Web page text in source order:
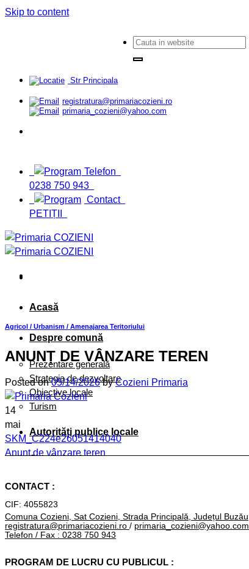
Skip to content
Str Principala
registratura@primariacozieni.ro
primaria_cozieni@yahoo.com
Telefon
0238 750 943
Contact
PETIȚII
Acasă
Despre comună
Prezentare generală
Strategia de dezvoltare
Obiective locale
Turism
Autorități publice locale
Consiliu local
ORGANIGRAMĂ
Conducere
Agricol / Urbanism / Amenajarea Teritoriului
ANUNȚ DE VÂNZARE TEREN
Posted on05/14/2026 byCozieni Primaria
14
mai
SKM_C224e26051414040
Anunț de vânzare teren
CONTACT :
CIF: 4055823
Comuna Cozieni, Sat Cozieni, Strada Principală, Județul Buzău
registratura@primariacozieni.ro / primaria_cozieni@yahoo.com
Telefon / Fax : 0238 750 943
PROGRAM DE LUCRU CU PUBLICUL :